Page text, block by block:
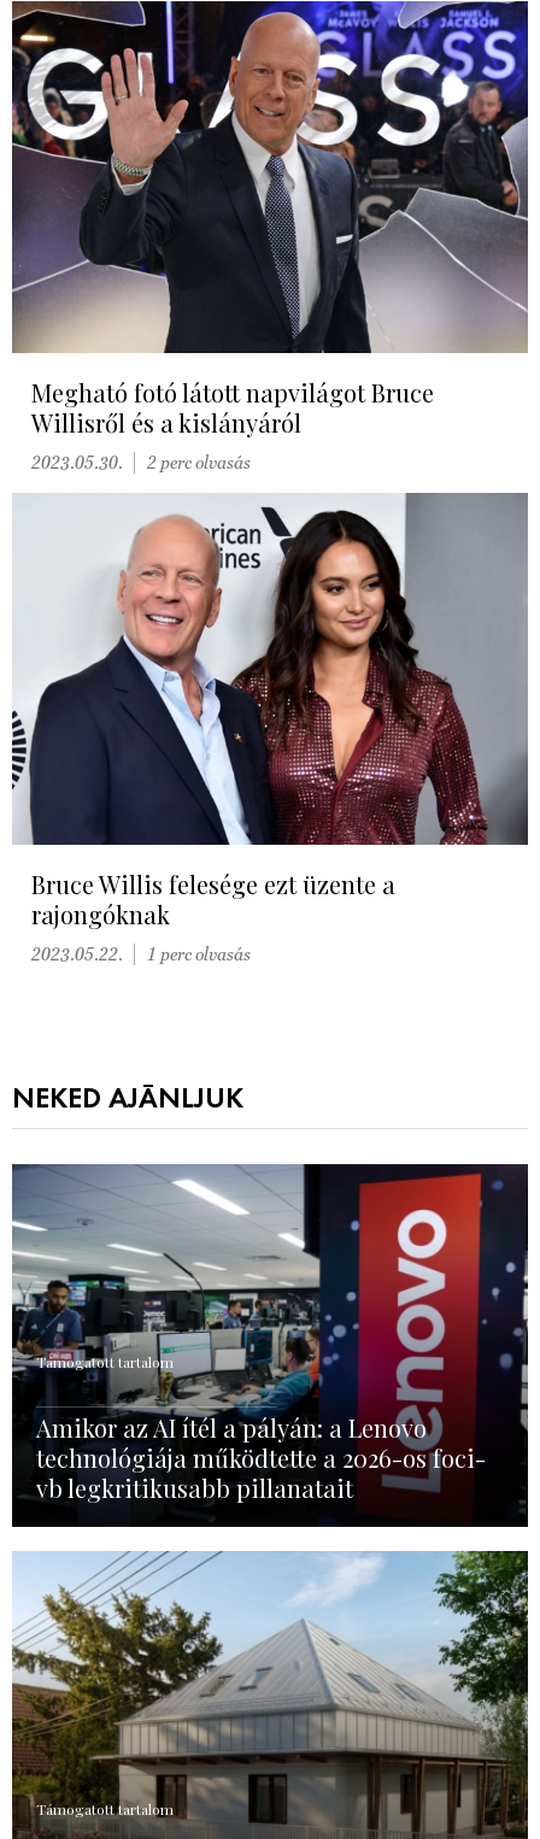
Megható fotó látott napvilágot Bruce
Willisről és a kislányáról
2023.05.30. 2 perc olvasás
Bruce Willis felesége ezt üzente a
rajongóknak
2023.05.22. 1 perc olvasás
NEKED AJÁNLJUK
Támogatott tartalom
Amikor az AI ítél a pályán: a Lenovo
technológiája működtette a 2026-os foci-
vb legkritikusabb pillanatait
Támogatott tartalom